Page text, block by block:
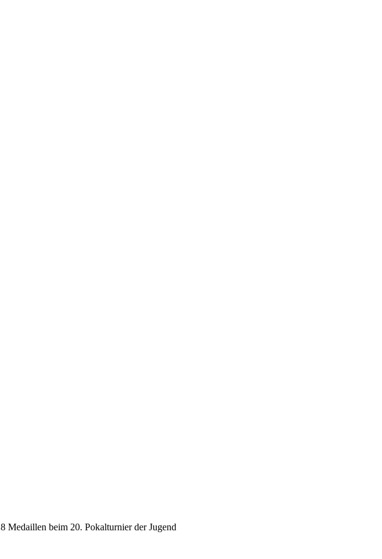
Medaillen beim 20. Pokalturnier der Jugend